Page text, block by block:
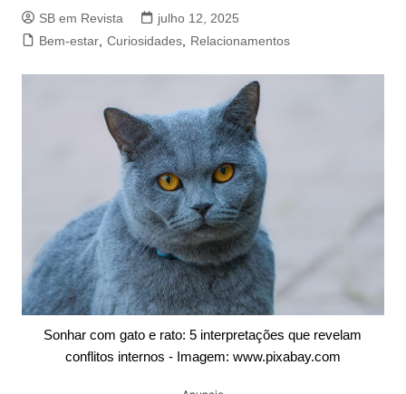
SB em Revista
julho 12, 2025
Bem-estar, Curiosidades, Relacionamentos
Sonhar com gato e rato: 5 interpretações que revelam
conflitos internos - Imagem: www.pixabay.com